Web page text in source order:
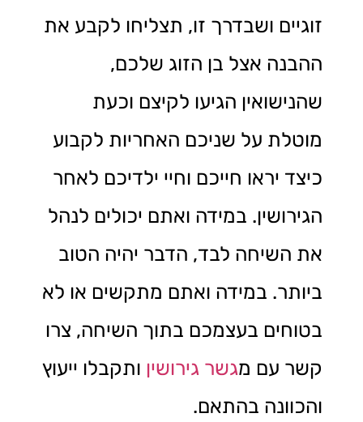
זוגיים ושבדרך זו, תצליחו לקבע את
ההבנה אצל בן הזוג שלכם,
שהנישואין הגיעו לקיצם וכעת
מוטלת על שניכם האחריות לקבוע
כיצד יראו חייכם וחיי ילדיכם לאחר
הגירושין. במידה ואתם יכולים לנהל
את השיחה לבד, הדבר יהיה הטוב
ביותר. במידה ואתם מתקשים או לא
בטוחים בעצמכם בתוך השיחה, צרו
קשר עם מגשר גירושין ותקבלו ייעוץ
והכוונה בהתאם.